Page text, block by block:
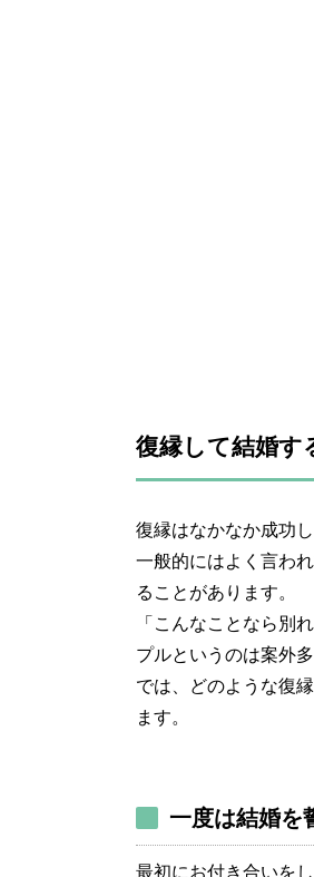
復縁して結婚す
復縁はなかなか成功し
一般的にはよく言わ
ることがあります。
「こんなことなら別
プルというのは案外多
では、どのような復
ます。
一度は結婚を
最初にお付き合いを